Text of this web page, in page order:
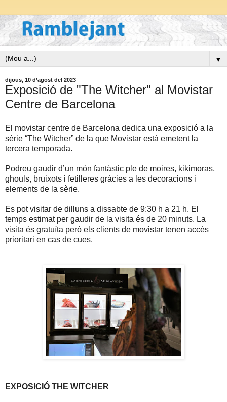
▼
dijous, 10 d’agost del 2023
Exposició de "The Witcher" al Movistar
Centre de Barcelona
El movistar centre de Barcelona dedica una exposició a la
sèrie “The Witcher” de la que Movistar està emetent la
tercera temporada.
Podreu gaudir d’un món fantàstic ple de moires, kikimoras,
ghouls, bruixots i fetilleres gràcies a les decoracions i
elements de la sèrie.
Es pot visitar de dilluns a dissabte de 9:30 h a 21 h. El
temps estimat per gaudir de la visita és de 20 minuts. La
visita és gratuïta però els clients de movistar tenen accés
prioritari en cas de cues.
EXPOSICIÓ THE WITCHER